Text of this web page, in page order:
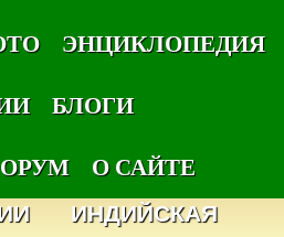
ЭНЦИКЛОПЕДИЯ
БЛОГИ
О САЙТЕ
ИНДИЙСКАЯ